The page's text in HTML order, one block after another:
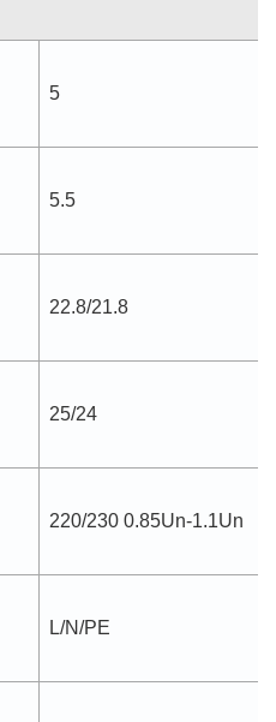
5
5.5
22.8/21.8
25/24
220/230 0.85Un-1.1Un
L/N/PE